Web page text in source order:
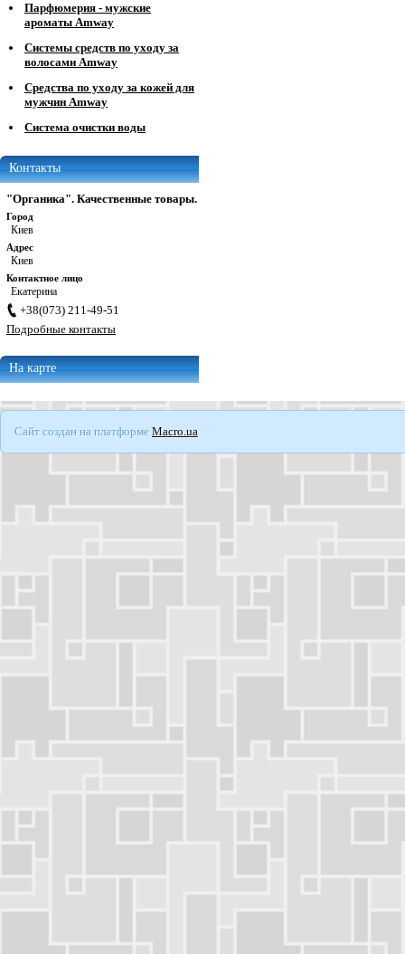
Парфюмерия - мужские
ароматы Amway
Системы средств по уходу за
волосами Amway
Средства по уходу за кожей для
мужчин Amway
Система очистки воды
Контакты
"Органика". Качественные товары.
Город
Киев
Адрес
Киев
Контактное лицо
Екатерина
+38(073) 211-49-51
Подробные контакты
На карте
Сайт создан на платформе Macro.ua